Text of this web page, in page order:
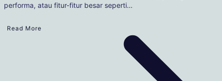
performa, atau fitur-fitur besar seperti…
Read More